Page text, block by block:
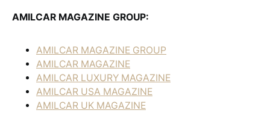
AMILCAR MAGAZINE GROUP:
AMILCAR MAGAZINE GROUP
AMILCAR MAGAZINE
AMILCAR LUXURY MAGAZINE
AMILCAR USA MAGAZINE
AMILCAR UK MAGAZINE